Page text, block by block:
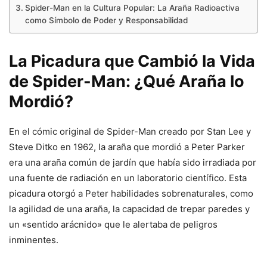
Spider-Man en la Cultura Popular: La Araña Radioactiva
como Símbolo de Poder y Responsabilidad
La Picadura que Cambió la Vida
de Spider-Man: ¿Qué Araña lo
Mordió?
En el cómic original de Spider-Man creado por Stan Lee y
Steve Ditko en 1962, la araña que mordió a Peter Parker
era una araña común de jardín que había sido irradiada por
una fuente de radiación en un laboratorio científico. Esta
picadura otorgó a Peter habilidades sobrenaturales, como
la agilidad de una araña, la capacidad de trepar paredes y
un «sentido arácnido» que le alertaba de peligros
inminentes.